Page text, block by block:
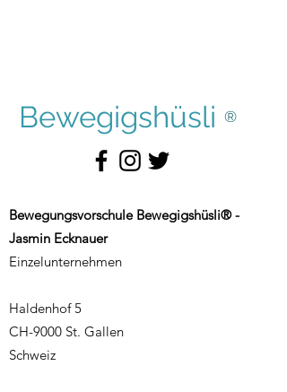
Bewegigshüsli ®
Bewegungsvorschule Bewegigshüsli® -
Jasmin Ecknauer
Einzelunternehmen
Haldenhof 5
CH-9000 St. Gallen
Schweiz